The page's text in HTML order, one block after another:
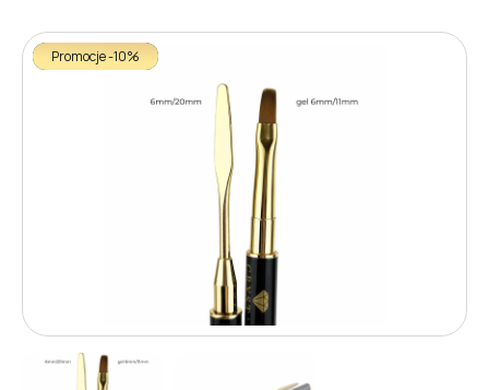
Promocje -10%